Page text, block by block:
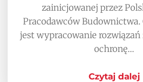
zainicjowanej przez
Pracodawców
jest wypracowanie
ochronę…
Czytaj dalej